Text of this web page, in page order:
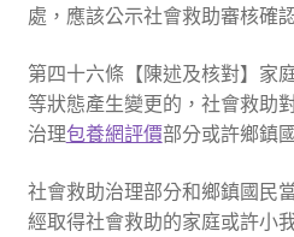
處，應該公示社會救助審核確
第四十六條【陳述及核對】家
等狀態產生變更的，社會救助
治理包養網評價部分或許鄉鎮
社會救助治理部分和鄉鎮國民
經取得社會救助的家庭或許小